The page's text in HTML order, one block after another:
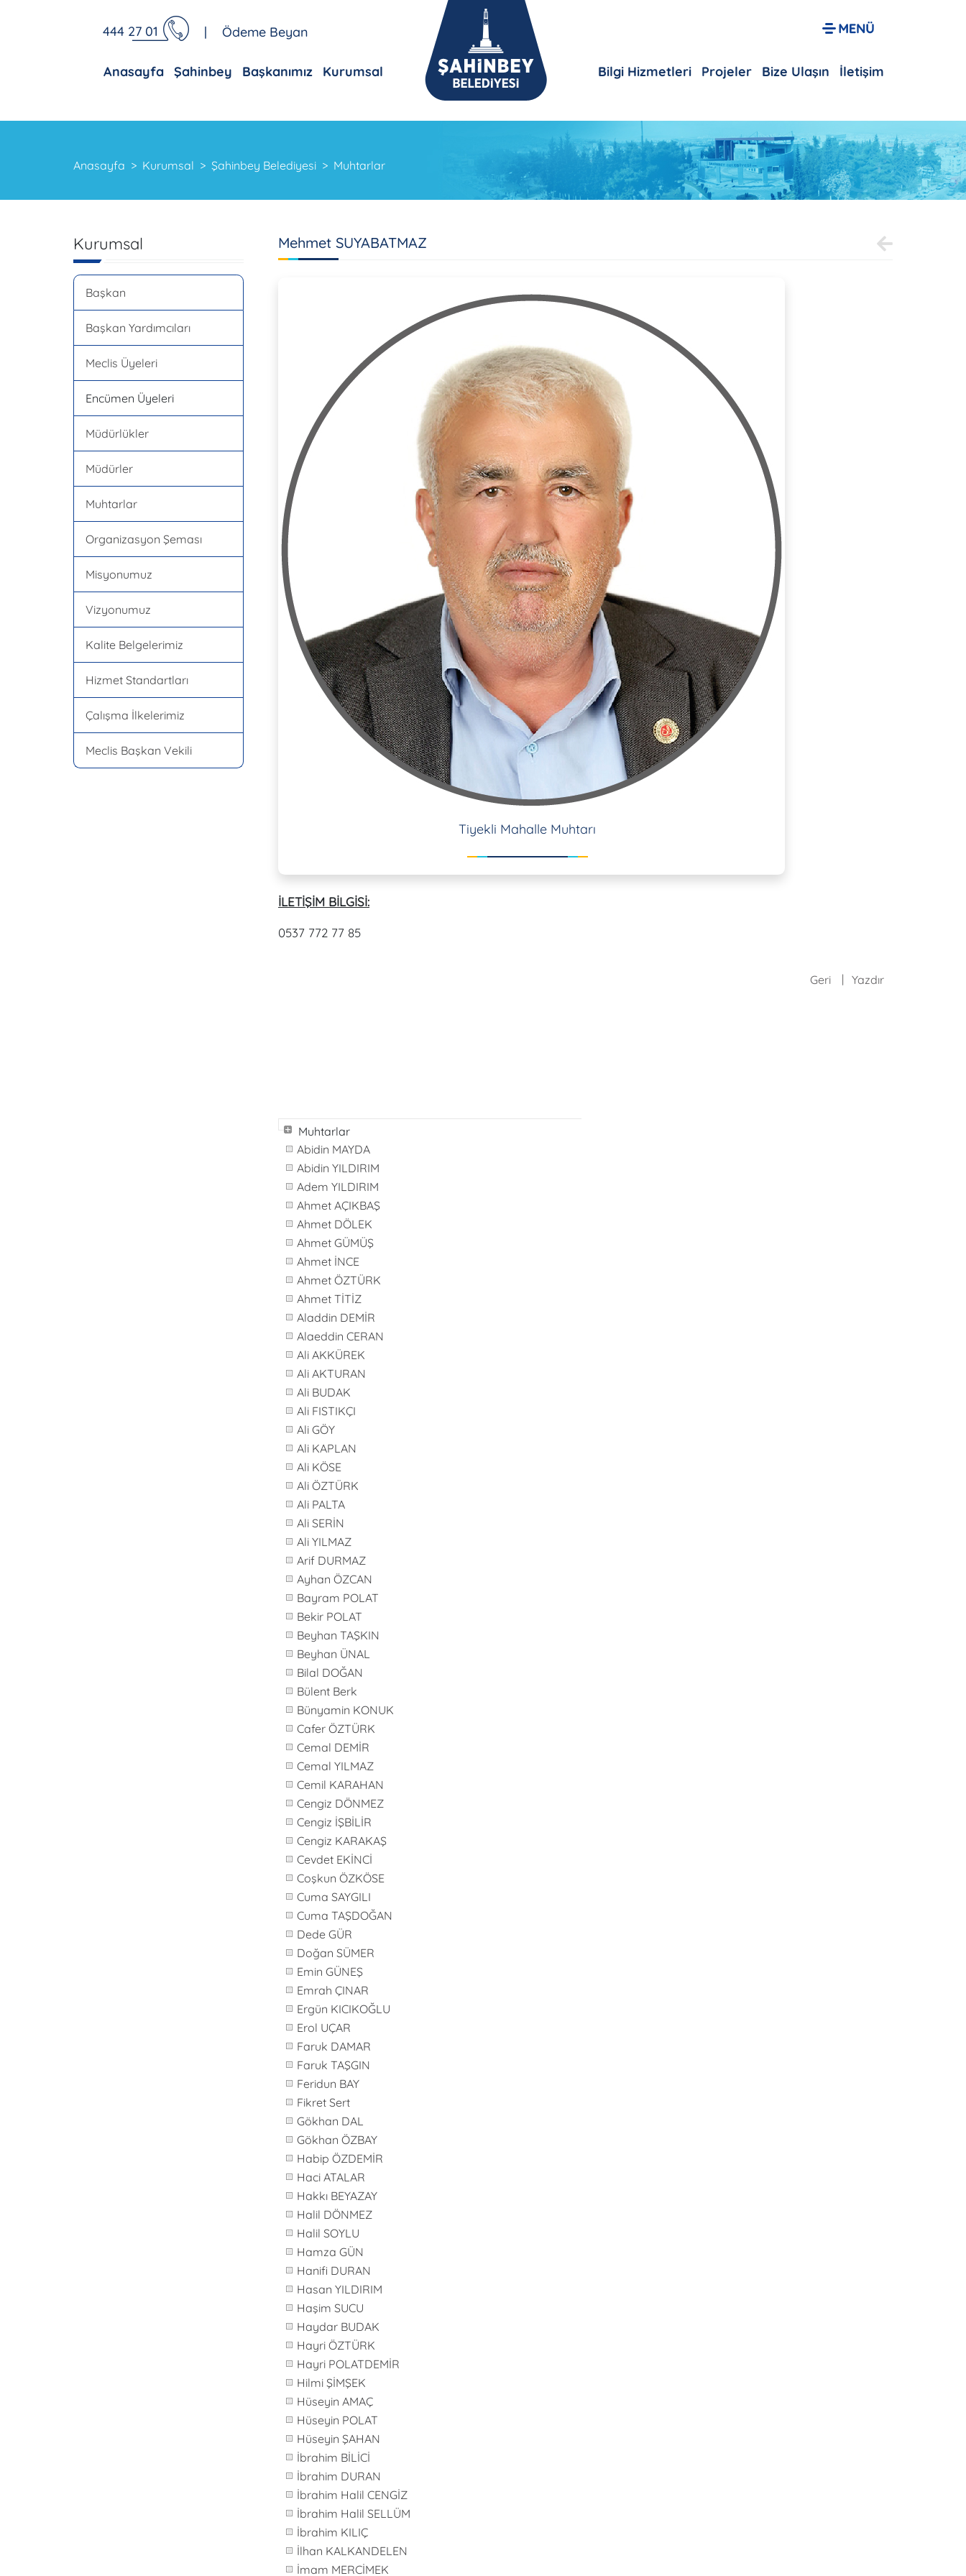
444 27 01 | Ödeme Beyan
Anasayfa Şahinbey Başkanımız Kurumsal Bilgi Hizmetleri Projeler Bize Ulaşın İletişim
Anasayfa Kurumsal Şahinbey Belediyesi Muhtarlar
Kurumsal
Başkan
Başkan Yardımcıları
Meclis Üyeleri
Encümen Üyeleri
Müdürlükler
Müdürler
Muhtarlar
Organizasyon Şeması
Misyonumuz
Vizyonumuz
Kalite Belgelerimiz
Hizmet Standartları
Çalışma İlkelerimiz
Meclis Başkan Vekili
Mehmet SUYABATMAZ
Tiyekli Mahalle Muhtarı
İLETİŞİM BİLGİSİ:
0537 772 77 85
Geri Yazdır
Muhtarlar
Abidin MAYDA
Abidin YILDIRIM
Adem YILDIRIM
Ahmet AÇIKBAŞ
Ahmet DÖLEK
Ahmet GÜMÜŞ
Ahmet İNCE
Ahmet ÖZTÜRK
Ahmet TİTİZ
Aladdin DEMİR
Alaeddin CERAN
Ali AKKÜREK
Ali AKTURAN
Ali BUDAK
Ali FISTIKÇI
Ali GÖY
Ali KAPLAN
Ali KÖSE
Ali ÖZTÜRK
Ali PALTA
Ali SERİN
Ali YILMAZ
Arif DURMAZ
Ayhan ÖZCAN
Bayram POLAT
Bekir POLAT
Beyhan TAŞKIN
Beyhan ÜNAL
Bilal DOĞAN
Bülent Berk
Bünyamin KONUK
Cafer ÖZTÜRK
Cemal DEMİR
Cemal YILMAZ
Cemil KARAHAN
Cengiz DÖNMEZ
Cengiz İŞBİLİR
Cengiz KARAKAŞ
Cevdet EKİNCİ
Coşkun ÖZKÖSE
Cuma SAYGILI
Cuma TAŞDOĞAN
Dede GÜR
Doğan SÜMER
Emin GÜNEŞ
Emrah ÇINAR
Ergün KICIKOĞLU
Erol UÇAR
Faruk DAMAR
Faruk TAŞGIN
Feridun BAY
Fikret Sert
Gökhan DAL
Gökhan ÖZBAY
Habip ÖZDEMİR
Haci ATALAR
Hakkı BEYAZAY
Halil DÖNMEZ
Halil SOYLU
Hamza GÜN
Hanifi DURAN
Hasan YILDIRIM
Haşim SUCU
Haydar BUDAK
Hayri ÖZTÜRK
Hayri POLATDEMİR
Hilmi ŞİMŞEK
Hüseyin AMAÇ
Hüseyin POLAT
Hüseyin ŞAHAN
İbrahim BİLİCİ
İbrahim DURAN
İbrahim Halil CENGİZ
İbrahim Halil SELLÜM
İbrahim KILIÇ
İlhan KALKANDELEN
İmam MERCİMEK